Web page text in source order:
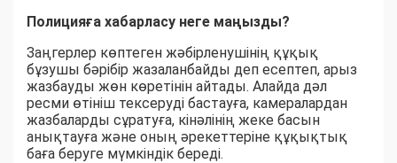
Полицияға хабарласу неге маңызды?
Заңгерлер көптеген жәбірленушінің құқық
бұзушы бәрібір жазаланбайды деп есептеп, арыз
жазбауды жөн көретінін айтады. Алайда дәл
ресми өтініш тексеруді бастауға, камералардан
жазбаларды сұратуға, кінәлінің жеке басын
анықтауға және оның әрекеттеріне құқықтық
баға беруге мүмкіндік береді.